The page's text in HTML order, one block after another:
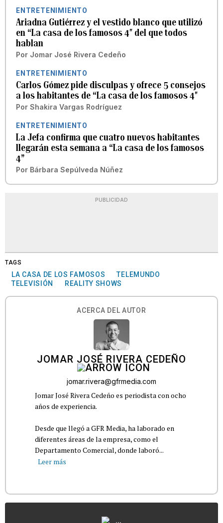
ENTRETENIMIENTO
Ariadna Gutiérrez y el vestido blanco que utilizó
en “La casa de los famosos 4″ del que todos
hablan
Por Jomar José Rivera Cedeño
ENTRETENIMIENTO
Carlos Gómez pide disculpas y ofrece 5 consejos
a los habitantes de “La casa de los famosos 4″
Por Shakira Vargas Rodríguez
ENTRETENIMIENTO
La Jefa confirma que cuatro nuevos habitantes
llegarán esta semana a “La casa de los famosos
4”
Por Bárbara Sepúlveda Núñez
PUBLICIDAD
TAGS
LA CASA DE LOS FAMOSOS
TELEMUNDO
TELEVISIÓN
REALITY SHOWS
ACERCA DEL AUTOR
JOMAR JOSÉ RIVERA CEDEÑO
jomar.rivera@gfrmedia.com
Jomar José Rivera Cedeño es periodista con ocho
años de experiencia.
Desde que llegó a GFR Media, ha laborado en
diferentes áreas de la empresa, como el
Departamento Comercial, donde laboró...
Leer más
...